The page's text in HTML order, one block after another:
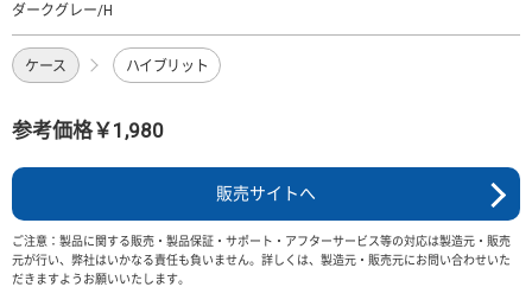
ダークグレー/H
ケース ハイブリット
参考価格￥1,980
販売サイトへ
ご注意：製品に関する販売・製品保証・サポート・アフターサービス等の対応は製造元・販売
元が行い、弊社はいかなる責任も負いません。詳しくは、製造元・販売元にお問い合わせいた
だきますようお願いいたします。